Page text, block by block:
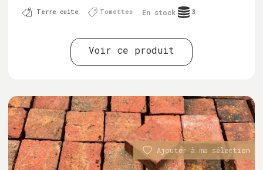
Terre cuite Tomettes En stock 3
Voir ce produit
Ajouter à ma sélection